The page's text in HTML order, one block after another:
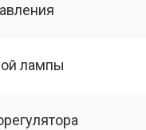
лампы